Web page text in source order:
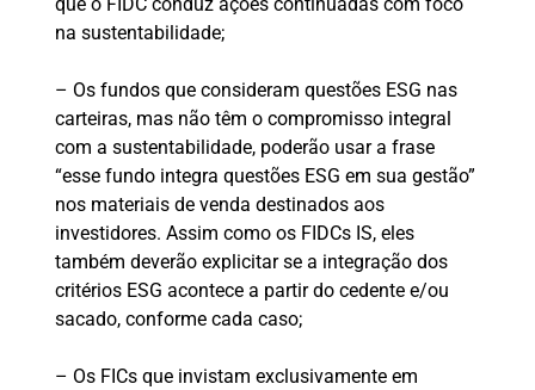
que o FIDC conduz ações continuadas com foco
na sustentabilidade;
– Os fundos que consideram questões ESG nas
carteiras, mas não têm o compromisso integral
com a sustentabilidade, poderão usar a frase
“esse fundo integra questões ESG em sua gestão”
nos materiais de venda destinados aos
investidores. Assim como os FIDCs IS, eles
também deverão explicitar se a integração dos
critérios ESG acontece a partir do cedente e/ou
sacado, conforme cada caso;
– Os FICs que invistam exclusivamente em